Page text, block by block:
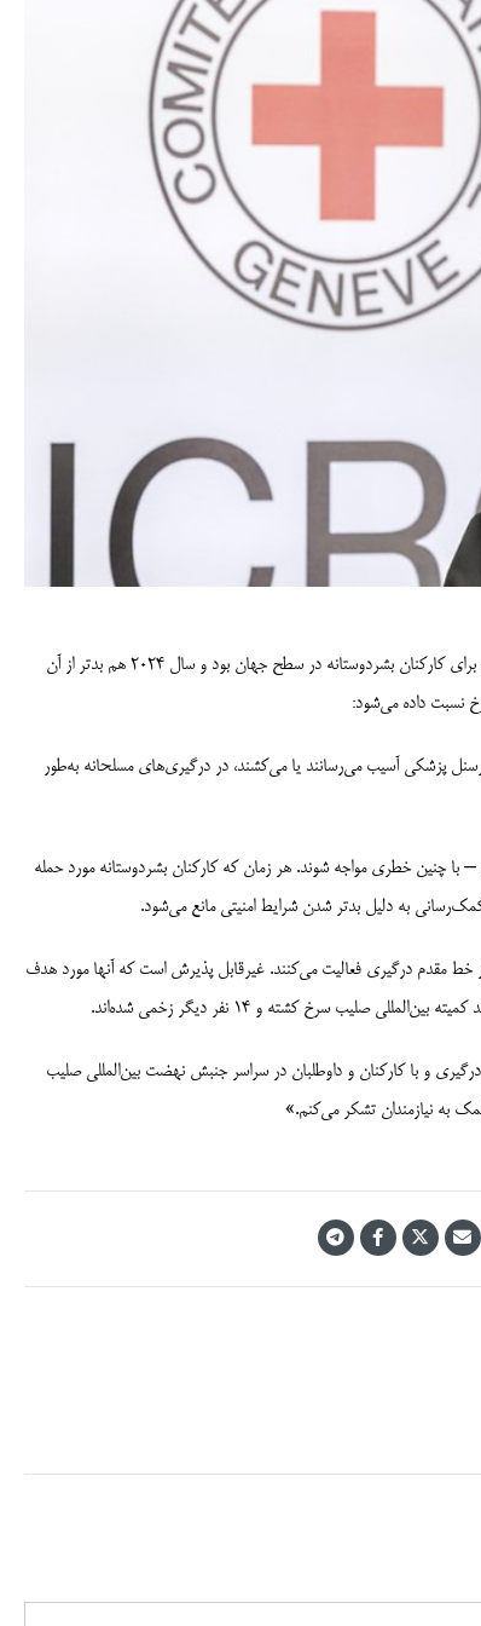
امروز روز جهانی بشردوستی است. سال گذشته مرگبارترین سال ثبت شده برای کارکنان بشردوستانه در سطح جهان بود و سال 2024 هم بدتر از آن
نسبت داده می‌شود:
پزشکی آسیب می‌رسانند یا می‌کشند، در درگیری‌های مسلحانه به‌طور
چنین خطری مواجه شوند. هر زمان که کارکنان بشردوستانه مورد حمله
کمک‌رسانی به دلیل بدتر شدن شرایط امنیتی مانع می‌شود.
خط مقدم درگیری فعالیت می‌کنند. غیرقابل پذیرش است که آنها مورد هدف
و با کارکنان و داوطلبان در سراسر جنبش نهضت بین‌المللی صلیب
به نیازمندان تشکر می‌کنم.»